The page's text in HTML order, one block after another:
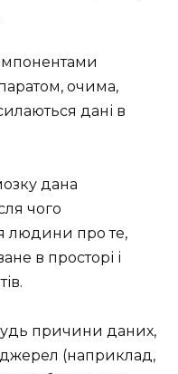
очима,
дані в
дана
чого
людини про те,
в просторі і
причини даних,
джерел (наприклад,